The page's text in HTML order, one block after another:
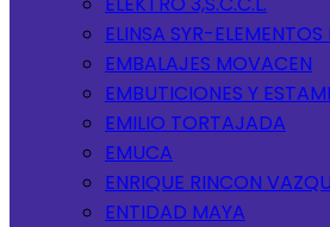
ELINSA SYR-
EMBALAJES MOVACEN
EMBUTICIONES Y
EMILIO TORTAJADA
EMUCA
ENRIQUE RINCON
ENTIDAD MAYA